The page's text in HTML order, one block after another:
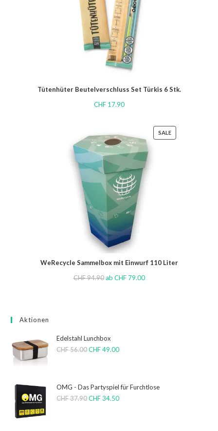
Tütenhüter Beutelverschluss Set Türkis 6 Stk.
CHF17.90
SALE
WeRecycle Sammelbox mit Einwurf 110 Liter
CHF94.90 ab CHF79.00
Aktionen
Edelstahl Lunchbox
CHF56.00 CHF49.00
OMG - Das Partyspiel für Furchtlose
CHF37.90 CHF34.50